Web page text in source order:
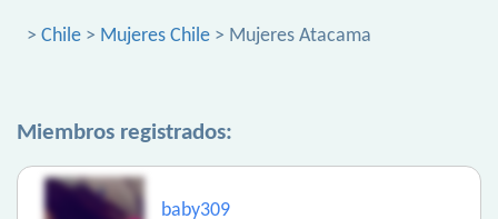
> Chile > Mujeres Chile > Mujeres Atacama
Miembros registrados:
baby309